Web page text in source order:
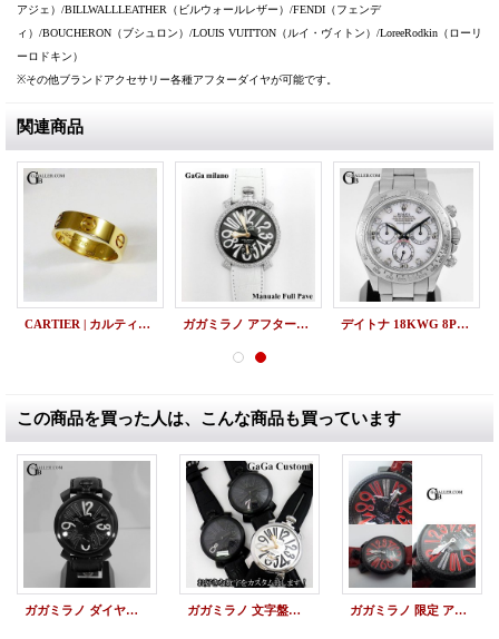
アジェ）/BILLWALLLEATHER（ビルウォールレザー）/FENDI（フェンデ
ィ）/BOUCHERON（ブシュロン）/LOUIS VUITTON（ルイ・ヴィトン）/LoreeRodkin（ローリ
ーロドキン）
※その他ブランドアクセサリー各種アフターダイヤが可能です。
関連商品
CARTIER | カルティエ ラブリング ペア YG WG 中古 美品 ガガミラノ アフターダイヤ インデックスフルダイヤ カスタム デイトナ 18KWG 8Pダイヤ シェル文字盤 16519NG 買取
この商品を買った人は、こんな商品も買っています
ガガミラノ ダイヤカスタム 数字 マヌアーレ 5012 アフターダイヤ ガガミラノ 文字盤ダイヤ 数字ダイヤ 8 カスタム 加工 ガガミラノ 限定 アフターダイヤ 文字盤 数字 カスタム